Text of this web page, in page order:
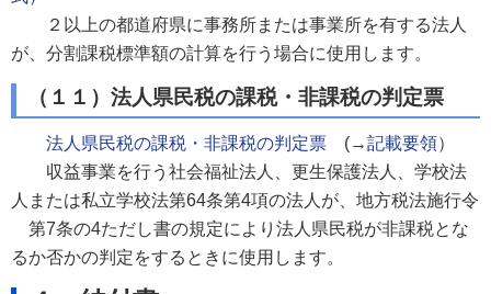
２以上の都道府県に事務所または事業所を有する法人
が、分割課税標準額の計算を行う場合に使用します。
（１１）法人県民税の課税・非課税の判定票
法人県民税の課税・非課税の判定票 (→記載要領）
収益事業を行う社会福祉法人、更生保護法人、学校法
人または私立学校法第64条第4項の法人が、地方税法施行令
第7条の4ただし書の規定により法人県民税が非課税とな
るか否かの判定をするときに使用します。